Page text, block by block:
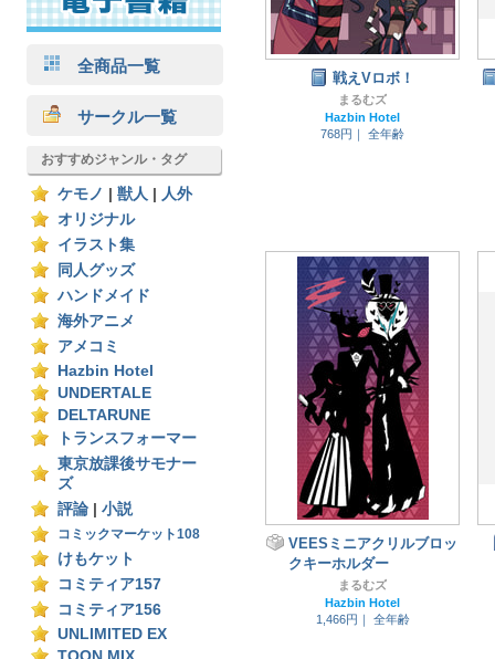
全商品一覧
サークル一覧
おすすめジャンル・タグ
ケモノ 獣人
人外
オリジナル
イラスト集
同人グッズ
ハンドメイド
海外アニメ
アメコミ
Hazbin Hotel
UNDERTALE
DELTARUNE
トランスフォーマー
東京放課後サモナー
ズ
評論
小説
コミックマーケット108
けもケット
コミティア157
コミティア156
UNLIMITED EX
戦えVロボ！
まるむズ
Hazbin Hotel
768円｜
全年齢
VEESミニアクリルブロッ
クキーホルダー
まるむズ
Hazbin Hotel
1,466円｜
全年齢